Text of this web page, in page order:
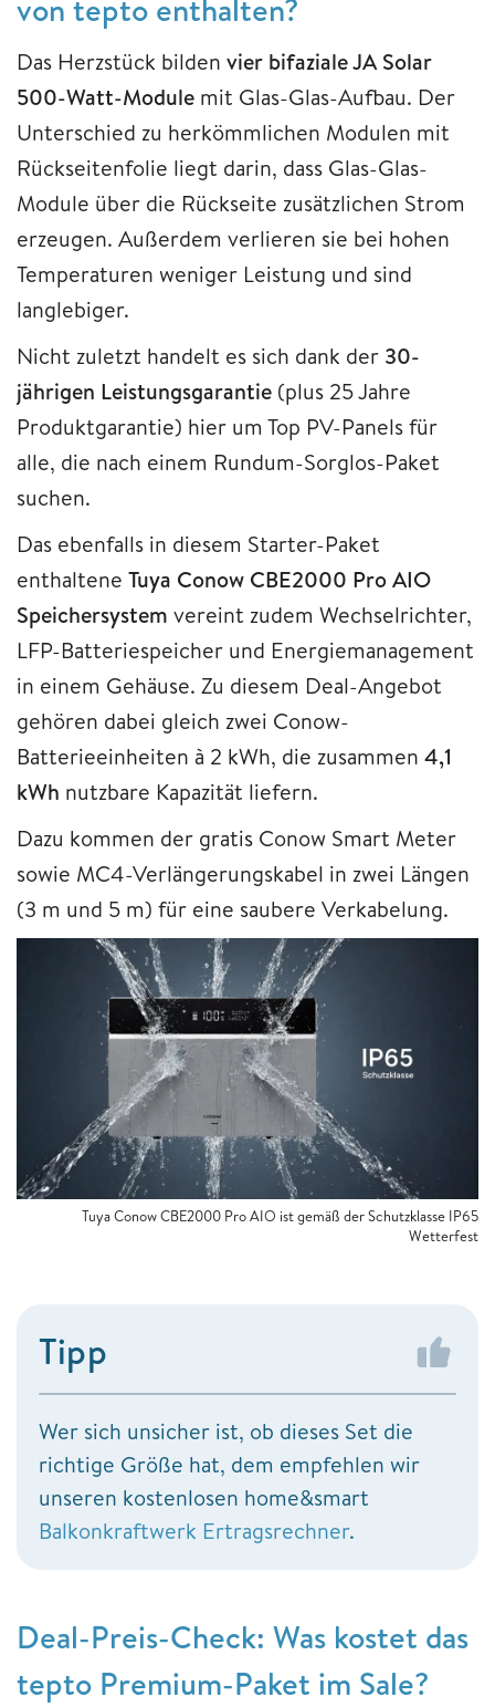
von tepto enthalten?
Das Herzstück bilden vier bifaziale JA Solar
500-Watt-Module mit Glas-Glas-Aufbau. Der
Unterschied zu herkömmlichen Modulen mit
Rückseitenfolie liegt darin, dass Glas-Glas-
Module über die Rückseite zusätzlichen Strom
erzeugen. Außerdem verlieren sie bei hohen
Temperaturen weniger Leistung und sind
langlebiger.
Nicht zuletzt handelt es sich dank der 30-
jährigen Leistungsgarantie (plus 25 Jahre
Produktgarantie) hier um Top PV-Panels für
alle, die nach einem Rundum-Sorglos-Paket
suchen.
Das ebenfalls in diesem Starter-Paket
enthaltene Tuya Conow CBE2000 Pro AIO
Speichersystem vereint zudem Wechselrichter,
LFP-Batteriespeicher und Energiemanagement
in einem Gehäuse. Zu diesem Deal-Angebot
gehören dabei gleich zwei Conow-
Batterieeinheiten à 2 kWh, die zusammen 4,1
kWh nutzbare Kapazität liefern.
Dazu kommen der gratis Conow Smart Meter
sowie MC4-Verlängerungskabel in zwei Längen
(3 m und 5 m) für eine saubere Verkabelung.
Tuya Conow CBE2000 Pro AIO ist gemäß der Schutzklasse IP65
Wetterfest
Tipp
Wer sich unsicher ist, ob dieses Set die
richtige Größe hat, dem empfehlen wir
unseren kostenlosen home&smart
Balkonkraftwerk Ertragsrechner.
Deal-Preis-Check: Was kostet das
tepto Premium-Paket im Sale?